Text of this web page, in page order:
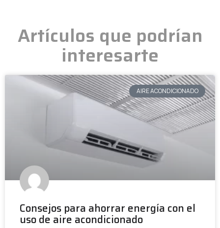
Artículos que podrían
interesarte
AIRE ACONDICIONADO
Consejos para ahorrar energía con el
uso de aire acondicionado